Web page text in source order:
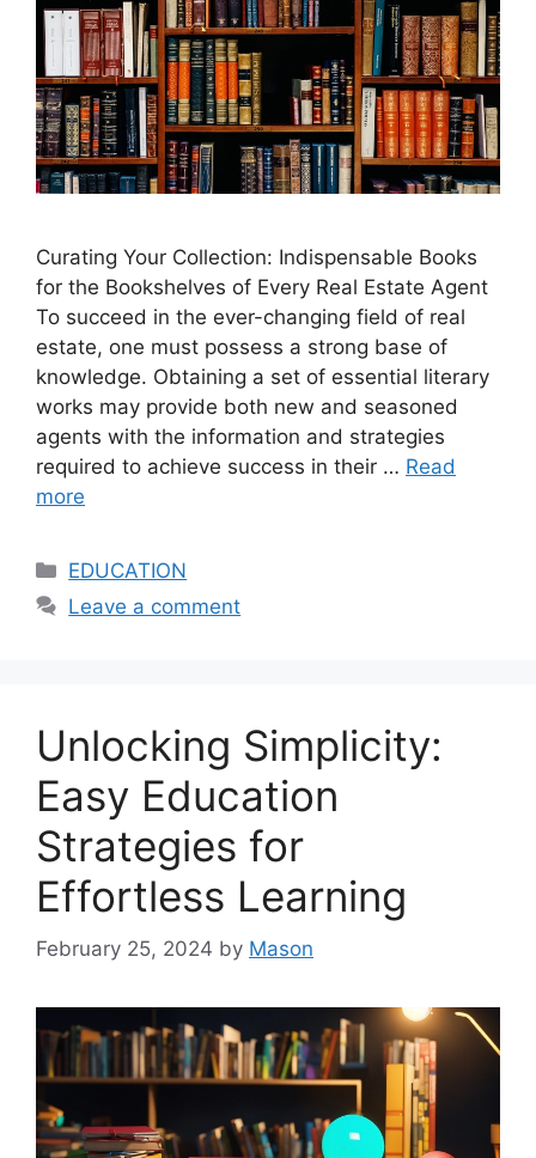
Curating Your Collection: Indispensable Books
for the Bookshelves of Every Real Estate Agent
To succeed in the ever-changing field of real
estate, one must possess a strong base of
knowledge. Obtaining a set of essential literary
works may provide both new and seasoned
agents with the information and strategies
required to achieve success in their … Read
more
Categories
EDUCATION
Leave a comment
Unlocking Simplicity:
Easy Education
Strategies for
Effortless Learning
February 25, 2024 by Mason